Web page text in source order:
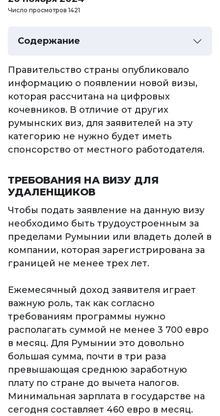
Число просмотров 1421
Содержание
Правительство страны опубликовало
информацию о появлении новой визы,
которая рассчитана на цифровых
кочевников. В отличие от других
румынских виз, для заявителей на эту
категорию не нужно будет иметь
спонсорство от местного работодателя.
ТРЕБОВАНИЯ НА ВИЗУ ДЛЯ
УДАЛЕНЩИКОВ
Чтобы подать заявление на данную визу
необходимо быть трудоустроенным за
пределами Румынии или владеть долей в
компании, которая зарегистрирована за
границей не менее трех лет.
Ежемесячный доход заявителя играет
важную роль, так как согласно
требованиям программы нужно
располагать суммой не менее 3 700 евро
в месяц. Для Румынии это довольно
большая сумма, почти в три раза
превышающая среднюю заработную
плату по стране до вычета налогов.
Минимальная зарплата в государстве на
сегодня составляет 460 евро в месяц.